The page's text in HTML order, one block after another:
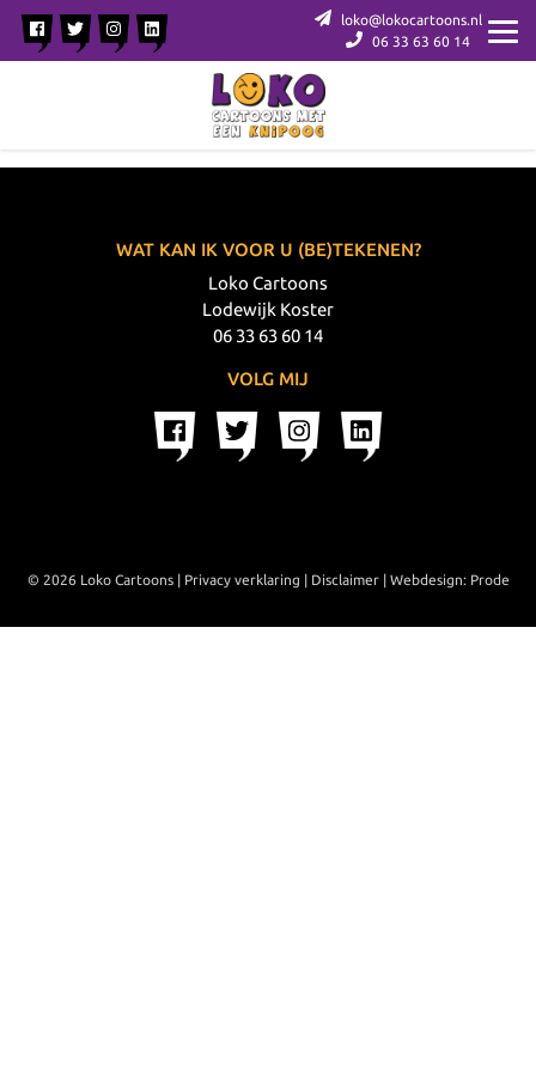
loko@lokocartoons.nl
06 33 63 60 14
WAT KAN IK VOOR U (BE)TEKENEN?
Loko Cartoons
Lodewijk Koster
06 33 63 60 14
VOLG MIJ
© 2026 Loko Cartoons | Privacy verklaring | Disclaimer| Webdesign: Prode